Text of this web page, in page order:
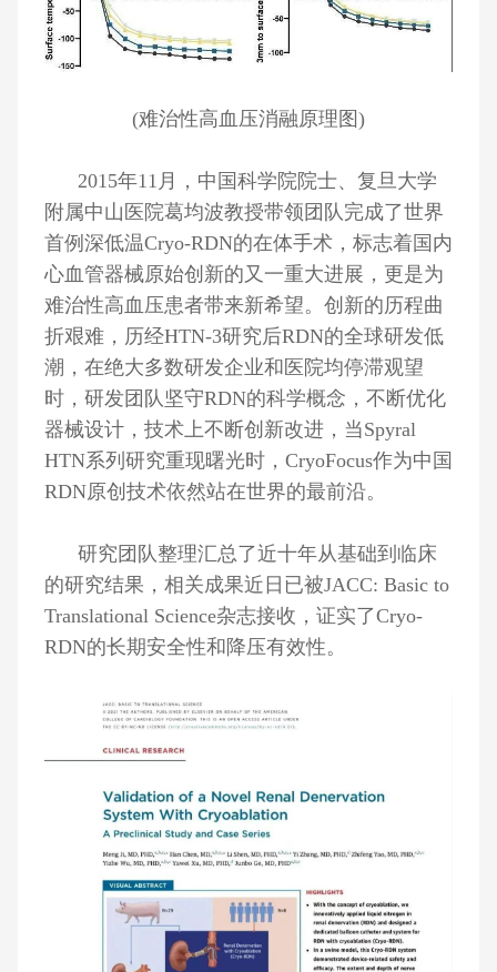
(难治性高血压消融原理图)
2015年11月，中国科学院院士、复旦大学
附属中山医院葛均波教授带领团队完成了世界
首例深低温Cryo-RDN的在体手术，标志着国内
心血管器械原始创新的又一重大进展，更是为
难治性高血压患者带来新希望。创新的历程曲
折艰难，历经HTN-3研究后RDN的全球研发低
潮，在绝大多数研发企业和医院均停滞观望
时，研发团队坚守RDN的科学概念，不断优化
器械设计，技术上不断创新改进，当Spyral
HTN系列研究重现曙光时，CryoFocus作为中国
RDN原创技术依然站在世界的最前沿。
研究团队整理汇总了近十年从基础到临床
的研究结果，相关成果近日已被JACC: Basic to
Translational Science杂志接收，证实了Cryo-
RDN的长期安全性和降压有效性。